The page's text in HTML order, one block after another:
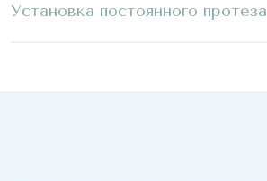
Установка постоянного протеза